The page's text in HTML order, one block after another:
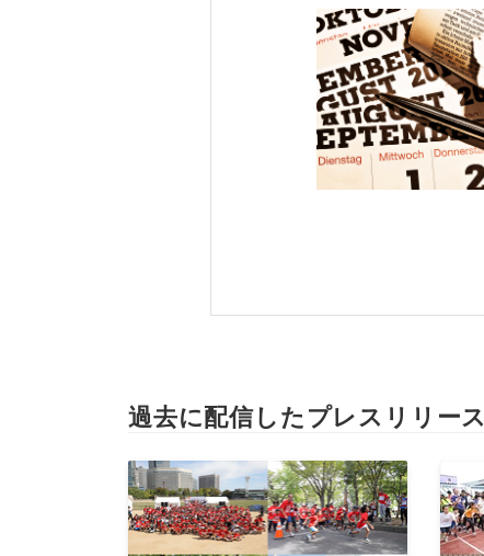
過去に配信したプレスリリース